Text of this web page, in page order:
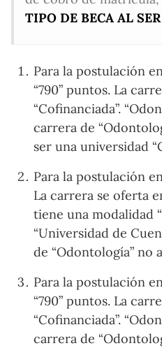
TIPO DE BECA AL
Para la postulación
“790” puntos. La
“Cofinanciada”.
carrera de
ser una universidad
Para la postulación
La carrera se oferta
tiene una modalidad
“Universidad de
de “Odontología” no
Para la postulación
“790” puntos. La
“Cofinanciada”.
carrera de